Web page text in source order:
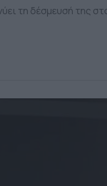
τη δέσμευσή της